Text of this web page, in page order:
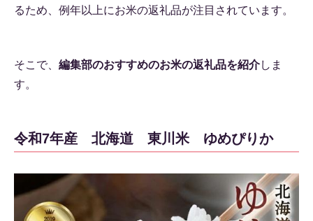
るため、例年以上にお米の返礼品が注目されています。
そこで、 編集部のおすすめのお米の返礼品を紹介しま
す。
令和7年産 北海道 東川米 ゆめぴりか